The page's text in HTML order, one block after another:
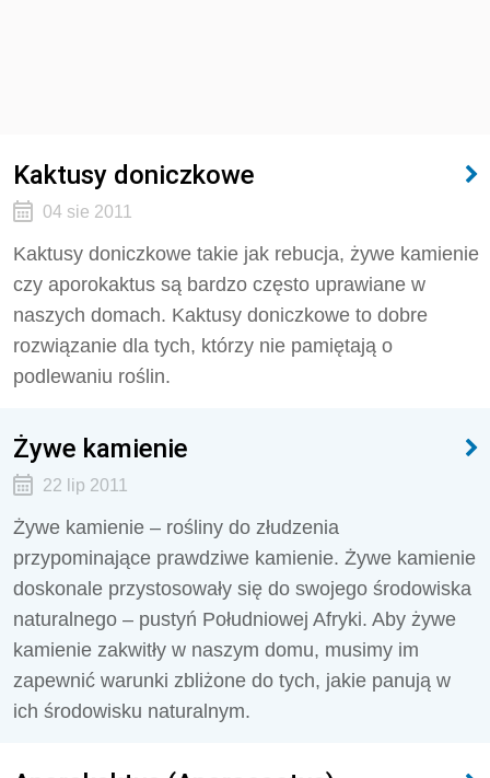
Kaktusy doniczkowe
04 sie 2011
Kaktusy doniczkowe takie jak rebucja, żywe kamienie
czy aporokaktus są bardzo często uprawiane w
naszych domach. Kaktusy doniczkowe to dobre
rozwiązanie dla tych, którzy nie pamiętają o
podlewaniu roślin.
Żywe kamienie
22 lip 2011
Żywe kamienie – rośliny do złudzenia
przypominające prawdziwe kamienie. Żywe kamienie
doskonale przystosowały się do swojego środowiska
naturalnego – pustyń Południowej Afryki. Aby żywe
kamienie zakwitły w naszym domu, musimy im
zapewnić warunki zbliżone do tych, jakie panują w
ich środowisku naturalnym.